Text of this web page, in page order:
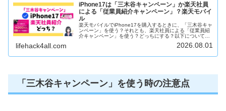
iPhone17は「三木谷キャンペーン」か楽天社員
による「従業員紹介キャンペーン」？楽天モバイ
ル
楽天モバイルでiPhone17を購入するときに、「三木谷キャ
ンペーン」を使う？それとも、楽天社員による「従業員紹
介キャンペーン」を使う？どっちにする？以下についてま
lifehack4all.com 2026.08.01
「三木谷キャンペーン」を使う時の注意点